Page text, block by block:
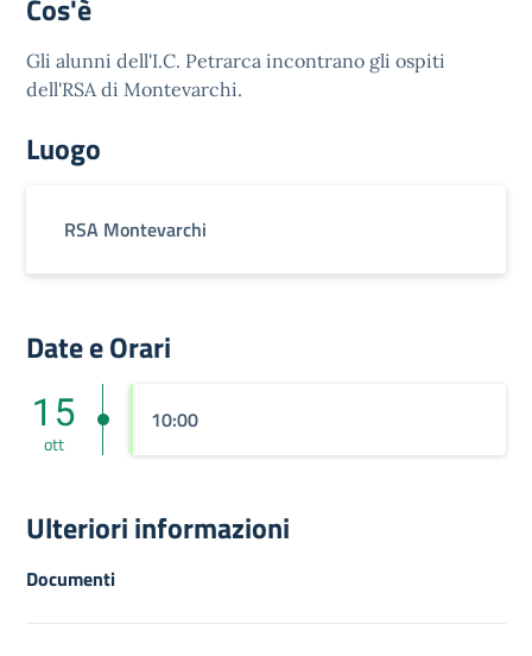
Cos'è
Gli alunni dell'I.C. Petrarca incontrano gli ospiti
dell'RSA di Montevarchi.
Luogo
RSA Montevarchi
Date e Orari
15
ott
10:00
Ulteriori informazioni
Documenti